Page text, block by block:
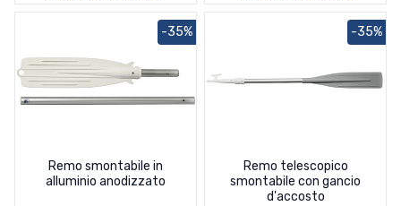
Remo smontabile in
alluminio anodizzato
-35%
Remo telescopico
smontabile con gancio
d'accosto
-35%